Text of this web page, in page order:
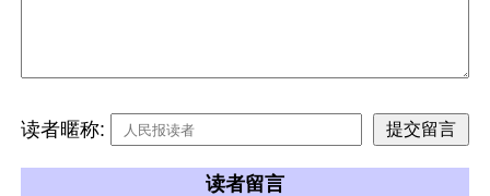
读者暱称:
读者留言